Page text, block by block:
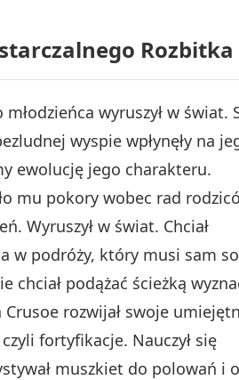
Rozbitka
wyruszył w świat.
wyspie wpłynęły na
ewolucję jego charakteru.
mu pokory wobec rad
Wyruszył w świat. Chciał
w podróży, który musi sam
chciał podążać ścieżką
rozwijał swoje
fortyfikacje. Nauczył się
muszkiet do polowań i